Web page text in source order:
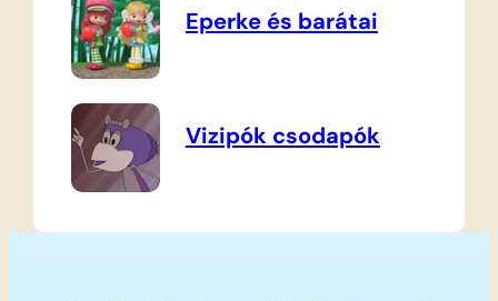
Eperke és barátai
Vizipók csodapók